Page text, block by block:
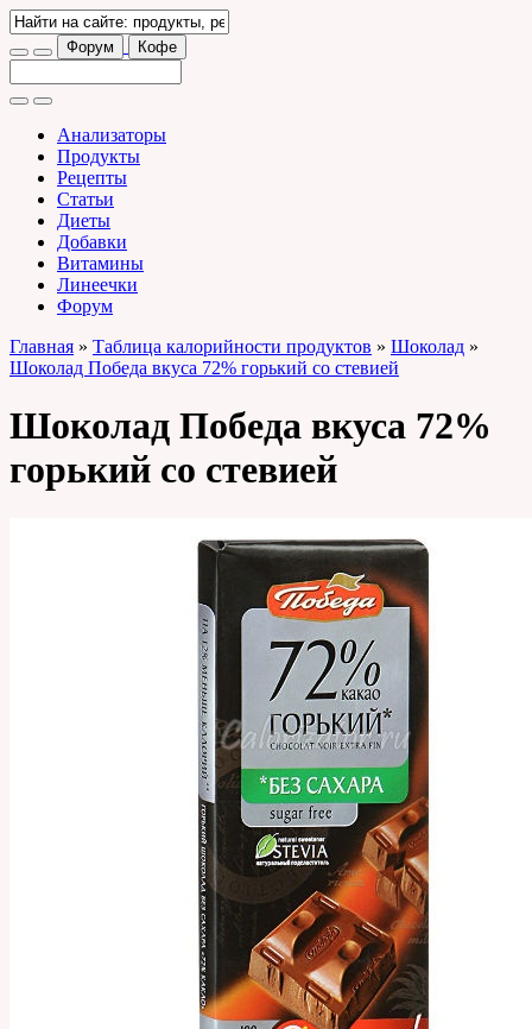
Форум Кофе
Анализаторы
Продукты
Рецепты
Статьи
Диеты
Добавки
Витамины
Линеечки
Форум
Главная » Таблица калорийности продуктов » Шоколад »
Шоколад Победа вкуса 72% горький со стевией
Шоколад Победа вкуса 72%
горький со стевией